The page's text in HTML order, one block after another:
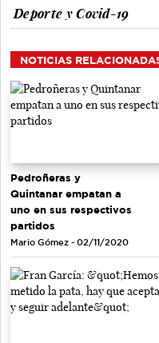
Deporte y Covid-19
NOTICIAS
Pedroñeras y
Quintanar empatan a
uno en sus respectivos
partidos
Mario Gómez - 02/11/2020